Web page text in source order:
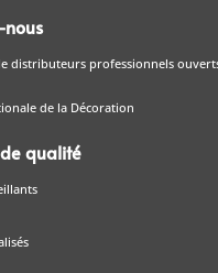
distributeurs professionnels
de la Décoration
qualité